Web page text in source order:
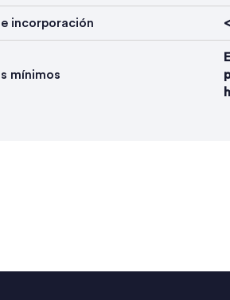
incorporación
mínimos